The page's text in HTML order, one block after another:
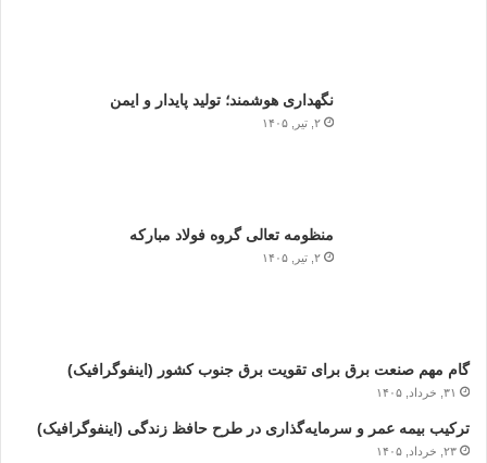
نگهداری هوشمند؛ تولید پایدار و ایمن
۲, تیر, ۱۴۰۵
منظومه تعالی گروه فولاد مبارکه
۲, تیر, ۱۴۰۵
گام مهم صنعت برق برای تقویت برق جنوب کشور (اینفوگرافیک)
۳۱, خرداد, ۱۴۰۵
ترکیب بیمه عمر و سرمایه‌گذاری در طرح حافظ زندگی (اینفوگرافیک)
۲۳, خرداد, ۱۴۰۵